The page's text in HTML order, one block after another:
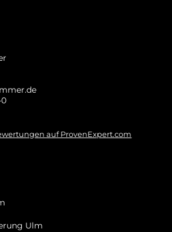
0
auf ProvenExpert.com
Ulm